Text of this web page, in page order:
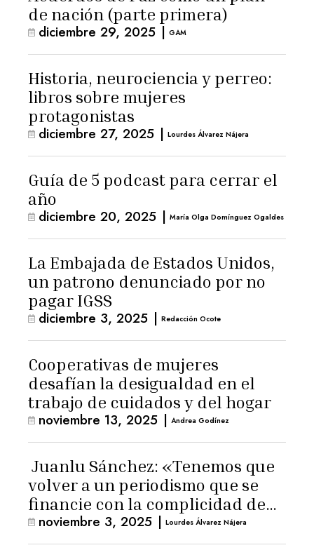
de nación (parte primera)
diciembre 29, 2025 | GAM
Historia, neurociencia y perreo:
libros sobre mujeres
protagonistas
diciembre 27, 2025 | Lourdes Álvarez Nájera
Guía de 5 podcast para cerrar el
año
diciembre 20, 2025 | María Olga Domínguez Ogaldes
La Embajada de Estados Unidos,
un patrono denunciado por no
pagar IGSS
diciembre 3, 2025 | Redacción Ocote
Cooperativas de mujeres
desafían la desigualdad en el
trabajo de cuidados y del hogar
noviembre 13, 2025 | Andrea Godínez
Juanlu Sánchez: «Tenemos que
volver a un periodismo que se
financie con la complicidad de
los lectores»
noviembre 3, 2025 | Lourdes Álvarez Nájera